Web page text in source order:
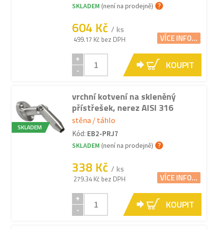
SKLADEM (není na prodejně)
604 Kč / ks
499.17 Kč bez DPH VÍCE INFO...
+
-
KOUPIT
SKLADEM
vrchní kotvení na skleněný
přístřešek, nerez AISI 316
stěna / táhlo
Kód: EB2-PRJ7
SKLADEM (není na prodejně)
338 Kč / ks
279.34 Kč bez DPH VÍCE INFO...
+
-
KOUPIT